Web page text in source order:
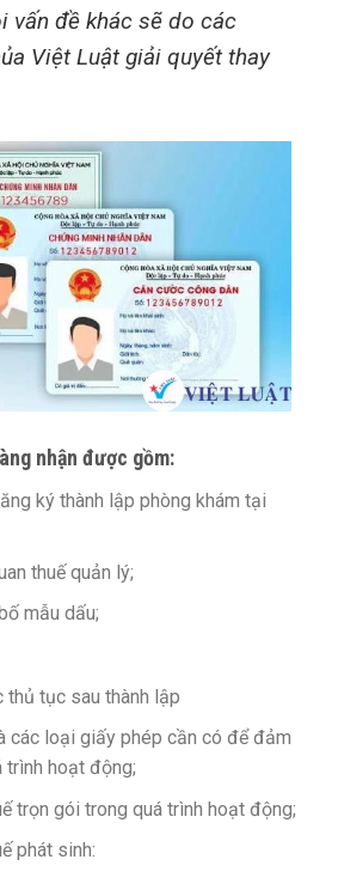
vấn đề khác sẽ do các
Việt Luật giải quyết thay
nhận được gồm:
ký thành lập phòng khám tại
thuế quản lý;
mẫu dấu;
thủ tục sau thành lập
các loại giấy phép cần có để đảm
hoạt động;
trọn gói trong quá trình hoạt động;
phát sinh: